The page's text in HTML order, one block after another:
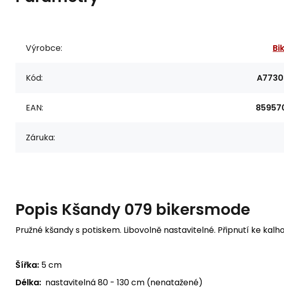
Výrobce:
Kód:
EAN:
Záruka:
Popis Kšandy 079 bikersmode
Pružné kšandy s potiskem. Libovolně nastavitelné. Připnutí ke
Šířka: 5 cm
Délka: nastavitelná 80 - 130 cm (nenatažené)